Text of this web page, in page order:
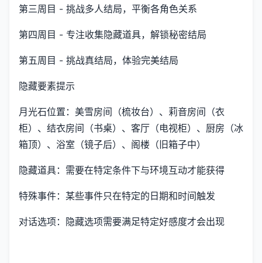
第三周目 - 挑战多人结局，平衡各角色关系
第四周目 - 专注收集隐藏道具，解锁秘密结局
第五周目 - 挑战真结局，体验完美结局
隐藏要素提示
月光石位置：美雪房间（梳妆台）、莉音房间（衣
柜）、结衣房间（书桌）、客厅（电视柜）、厨房（冰
箱顶）、浴室（镜子后）、阁楼（旧箱子中）
隐藏道具：需要在特定条件下与环境互动才能获得
特殊事件：某些事件只在特定的日期和时间触发
对话选项：隐藏选项需要满足特定好感度才会出现